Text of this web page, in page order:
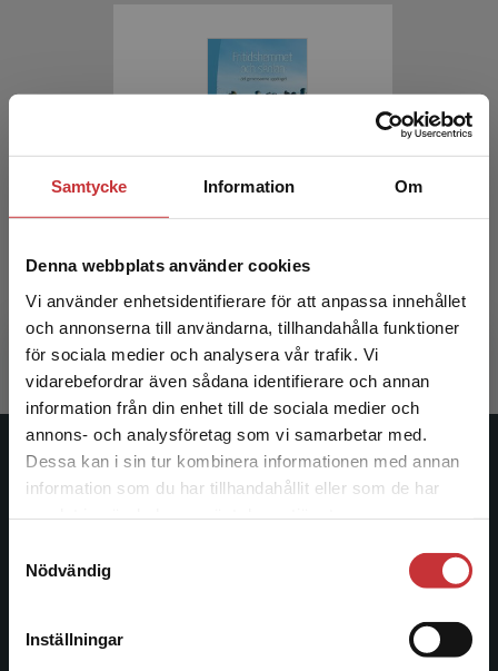
Samtycke Information Om
Denna webbplats använder cookies
Vi använder enhetsidentifierare för att anpassa innehållet
och annonserna till användarna, tillhandahålla funktioner
för sociala medier och analysera vår trafik. Vi
vidarebefordrar även sådana identifierare och annan
information från din enhet till de sociala medier och
annons- och analysföretag som vi samarbetar med.
Dessa kan i sin tur kombinera informationen med annan
information som du har tillhandahållit eller som de har
Nödvändig
Inställningar
Begränsad fraktregion
Det verkar som att du besöker
studentlitteratur.se via en enhet utanför Sverige.
Vi erbjuder inte leveranser utanför Sverige. För
att kunna slutföra ett köp måste
Fritidshemmet och skolan
350 krinkl. moms
Exkl. moms: 330 kr
Studentlitteratur
Studentlitteratur grundades 1963 och är idag Sveriges
ledande utbildningsförlag. Med läromedel, kurslitteratur,
facklitteratur, utbildningar och digitala
längs hela kunskapsresan.